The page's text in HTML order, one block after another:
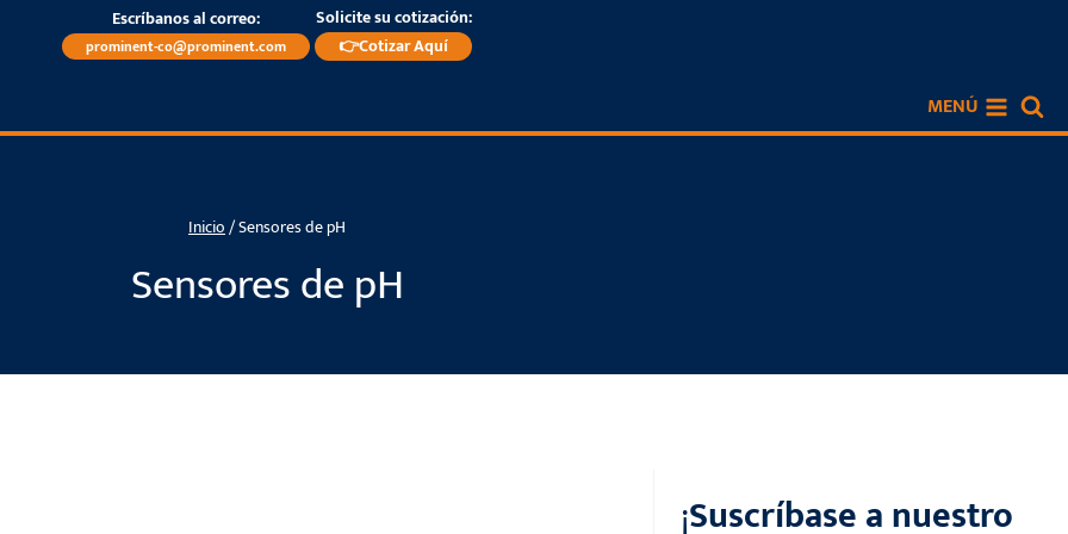
Escríbanos al correo:
prominent-co@prominent.com
Solicite su cotización:
👉Cotizar Aquí
MENÚ
Inicio/Sensores de pH
Sensores de pH
¡Suscríbase a nuestro